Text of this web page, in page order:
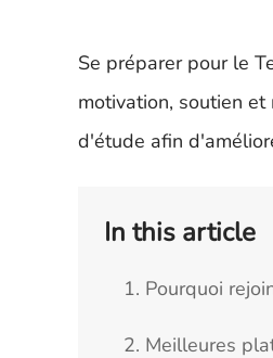
Se préparer pour le
motivation, soutien
d'étude afin
In this article
1. Pourquoi
2. Meilleures